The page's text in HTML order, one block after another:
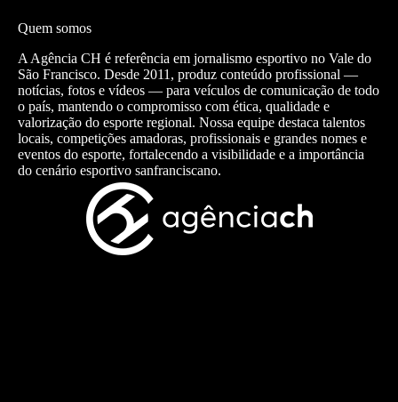
Quem somos
A Agência CH é referência em jornalismo esportivo no Vale do
São Francisco. Desde 2011, produz conteúdo profissional —
notícias, fotos e vídeos — para veículos de comunicação de todo
o país, mantendo o compromisso com ética, qualidade e
valorização do esporte regional. Nossa equipe destaca talentos
locais, competições amadoras, profissionais e grandes nomes e
eventos do esporte, fortalecendo a visibilidade e a importância
do cenário esportivo sanfranciscano.